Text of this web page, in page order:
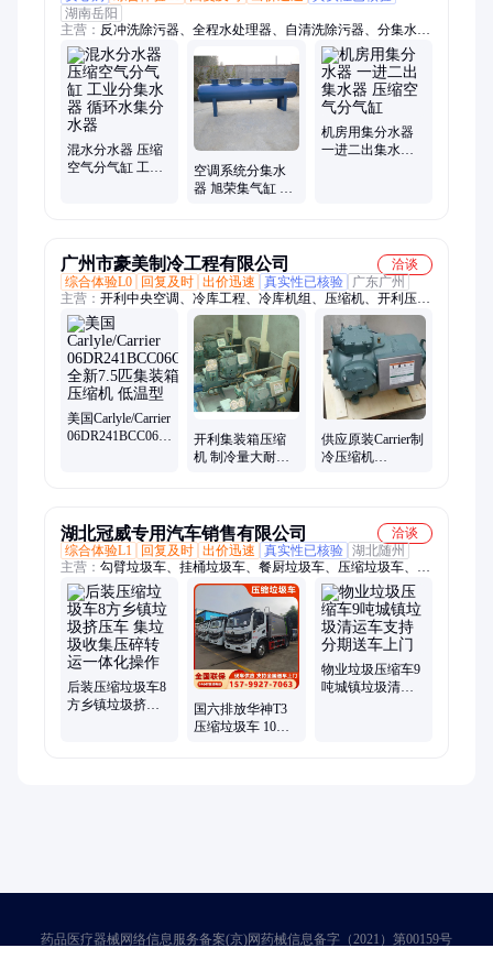
湖南岳阳
主营： 反冲洗除污器、全程水处理器、自清洗除污器、分集水
器、定压补水装置、智能阻垢机、旋流除砂器、旋流除污器、电
子除垢仪、篮式过滤器、立式直通除污器、卧式角通除污器、定
压补水机组、隔膜气压罐、真空引水罐、供水压力罐、旁流水处
理器、全自动加药装置、真空脱气机、自清洗过滤器、硅磷晶
罐、混水罐、综合水处理器、全自动软水器、螺旋除污器
混水分水器 压缩
空气分气缸 工业
空调系统分集水
器 旭荣集气缸 压
机房用集分水器
一进二出集水器
广州市豪美制冷工程有限公司
洽谈
综合体验L0
回复及时 出价迅速 真实性已核验
广东广州
主营： 开利中央空调、冷库工程、冷库机组、压缩机、开利压缩
机、Carlyle压缩机、比泽尔压缩机、空调螺杆压缩机、制冷螺杆
压缩机、比泽尔风冷压缩机组、比泽尔螺杆压缩机组、开利螺杆
压缩机组、船用空调压缩机、螺杆式压缩机、半封闭式活塞压缩
机、活塞压缩机、进口压缩机、集装箱压缩机、美国开利压缩
机、螺杆式空齐压缩机、Carrier空调压、Carlyle开利、活塞式制
冷机组、制冷机组、空调制冷设备
美国Carlyle/Carrier
06DR241BCC06C0
开利集装箱压缩
机 制冷量大耐用
供应原装Carrier制
冷压缩机
湖北冠威专用汽车销售有限公司
洽谈
综合体验L1
回复及时 出价迅速 真实性已核验 湖北随州
主营： 勾臂垃圾车、挂桶垃圾车、餐厨垃圾车、压缩垃圾车、蓝
牌压缩垃圾车、侧装压缩垃圾车、8吨压缩垃圾车、压缩式垃圾
车、垃圾压缩式垃圾车、自卸垃圾车、垃圾站、垃圾箱、车厢可
卸式垃圾车、后装自卸垃圾车、密封式垃圾车、5吨勾臂垃圾车
后装压缩垃圾车8
方乡镇垃圾挤压
国六排放华神T3
压缩垃圾车 10方
物业垃圾压缩车9
吨城镇垃圾清运
药品医疗器械网络信息服务备案(京)网药械信息备字（2021）第00159号